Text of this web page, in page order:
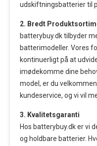
udskiftningsbatterier til
2. Bredt
batterybuy.dk tilbyder
batterimodeller. Vores
kontinuerligt på at
imødekomme dine
model, er du
kundeservice, og vi vil
3. Kvalitetsgaranti
Hos batterybuy.dk er vi
og holdbare batterier.